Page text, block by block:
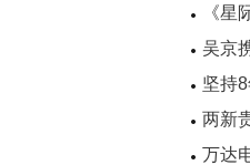
《星
吴京
坚持
两新
万达